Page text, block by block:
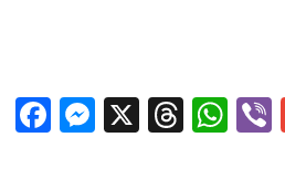
Facebook
Messenger
X